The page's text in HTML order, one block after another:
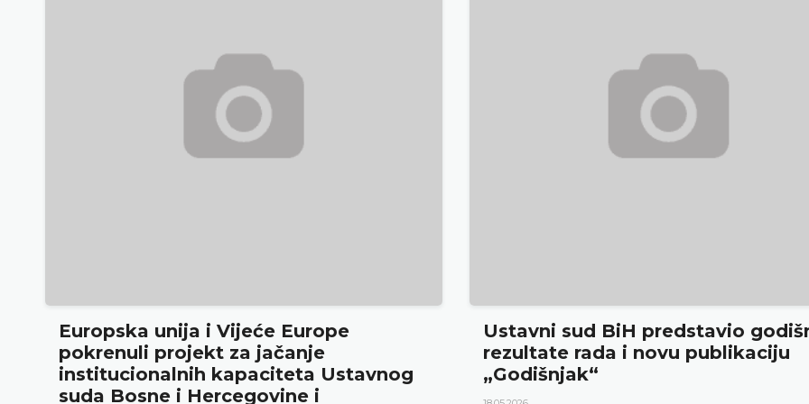
Ustavni sud BiH predstavio godišnje
rezultate rada i novu publikaciju
„Godišnjak“
Najava konferencije za medije
12.05.2026.
Ustavni sud Bosne i Hercegovine obavještava da će